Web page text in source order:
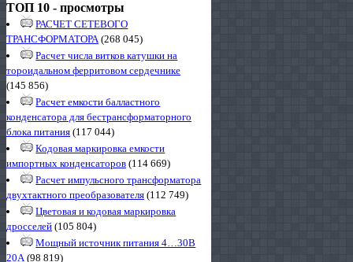
ТОП 10 - просмотры
РАСЧЕТ СЕТЕВОГО
ТРАНСФОРМАТОРА(268 045)
Расчет числа витков катушки на
тороидальном ферритовом сердечнике
(145 856)
Расчет емкости балластного
конденсатора для бестрансформаторного
блока питания (117 044)
Кодовая маркировка емкости
импортных конденсаторов (114 669)
Расчет импульсного трансформатора
двухтактного преобразователя (112 749)
Цветовая и кодовая маркировка
дросселей (105 804)
Мощный источник питания 4…30В
20А(98 819)